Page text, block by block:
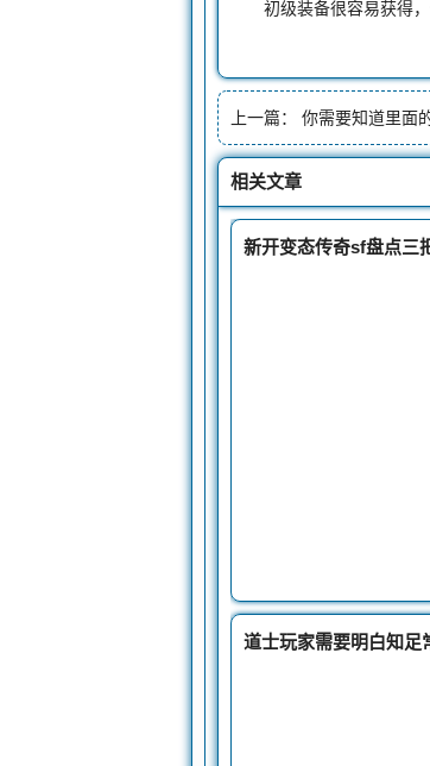
初级装备很容易获得，
上一篇： 你需要知道里面
相关文章